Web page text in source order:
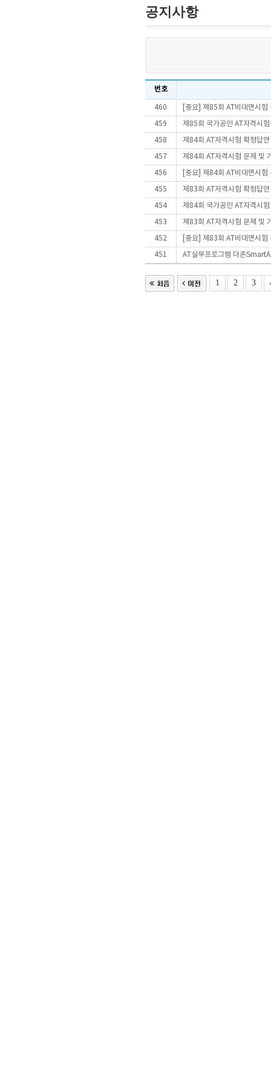
공지사항
번호
460 [중요] 제85회 AT비대면시험
459 제85회 국가공인 AT자격시
458 제84회 AT자격시험 확정답
457 제84회 AT자격시험 문제 및
456 [중요] 제84회 AT비대면시험
455 제83회 AT자격시험 확정답
454 제84회 국가공인 AT자격시
453 제83회 AT자격시험 문제 및
452 [중요] 제83회 AT비대면시험
451 AT실무프로그램 더존
1 2 3